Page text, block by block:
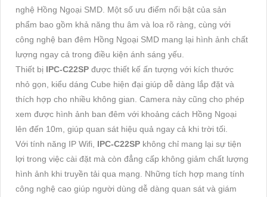
nghệ Hồng Ngoại SMD. Một số ưu điểm nổi bật của sản
phẩm bao gồm khả năng thu âm và loa rõ ràng, cùng với
công nghệ ban đêm Hồng Ngoại SMD mang lại hình ảnh chất
lượng ngay cả trong điều kiện ánh sáng yếu.
Thiết bị IPC-C22SP được thiết kế ấn tượng với kích thước
nhỏ gọn, kiểu dáng Cube hiện đại giúp dễ dàng lắp đặt và
thích hợp cho nhiều không gian. Camera này cũng cho phép
xem được hình ảnh ban đêm với khoảng cách Hồng Ngoại
lên đến 10m, giúp quan sát hiệu quả ngay cả khi trời tối.
Với tính năng IP Wifi, IPC-C22SP không chỉ mang lại sự tiện
lợi trong việc cài đặt mà còn đẳng cấp không giảm chất lượng
hình ảnh khi truyền tải qua mạng. Những tích hợp mang tính
công nghệ cao giúp người dùng dễ dàng quan sát và giám